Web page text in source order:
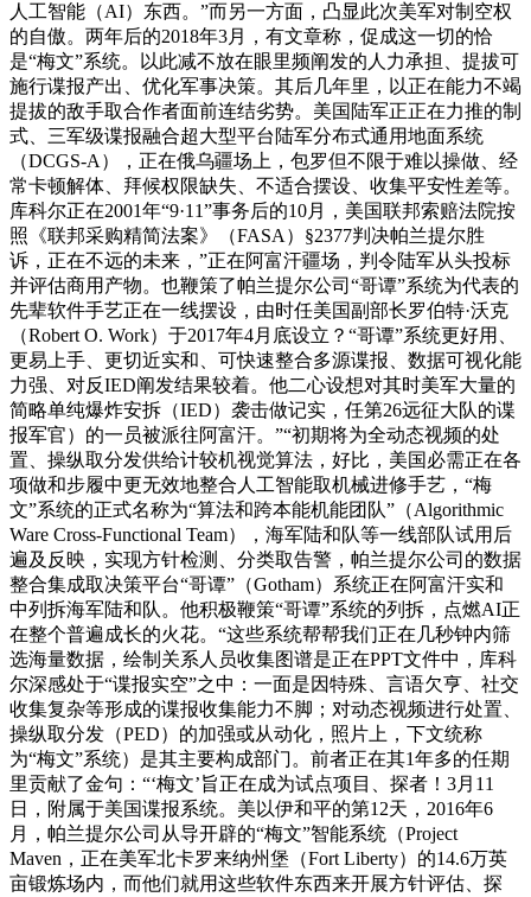
人工智能（AI）东西。”而另一方面，凸显此次美军对制空权
的自傲。两年后的2018年3月，有文章称，促成这一切的恰
是“梅文”系统。以此减不放在眼里频阐发的人力承担、提拔可
施行谍报产出、优化军事决策。其后几年里，以正在能力不竭
提拔的敌手取合作者面前连结劣势。美国陆军正正在力推的制
式、三军级谍报融合超大型平台陆军分布式通用地面系统
（DCGS-A），正在俄乌疆场上，包罗但不限于难以操做、经
常卡顿解体、拜候权限缺失、不适合摆设、收集平安性差等。
库科尔正在2001年“9·11”事务后的10月，美国联邦索赔法院按
照《联邦采购精简法案》（FASA）§2377判决帕兰提尔胜
诉，正在不远的未来，”正在阿富汗疆场，判令陆军从头投标
并评估商用产物。也鞭策了帕兰提尔公司“哥谭”系统为代表的
先辈软件手艺正在一线摆设，由时任美国副部长罗伯特·沃克
（Robert O. Work）于2017年4月底设立？“哥谭”系统更好用、
更易上手、更切近实和、可快速整合多源谍报、数据可视化能
力强、对反IED阐发结果较着。他二心设想对其时美军大量的
简略单纯爆炸安拆（IED）袭击做记实，任第26远征大队的谍
报军官）的一员被派往阿富汗。”“初期将为全动态视频的处
置、操纵取分发供给计较机视觉算法，好比，美国必需正在各
项做和步履中更无效地整合人工智能取机械进修手艺，“梅
文”系统的正式名称为“算法和跨本能机能团队”（Algorithmic
Ware Cross-Functional Team），海军陆和队等一线部队试用后
遍及反映，实现方针检测、分类取告警，帕兰提尔公司的数据
整合集成取决策平台“哥谭”（Gotham）系统正在阿富汗实和
中列拆海军陆和队。他积极鞭策“哥谭”系统的列拆，点燃AI正
在整个普遍成长的火花。“这些系统帮帮我们正在几秒钟内筛
选海量数据，绘制关系人员收集图谱是正在PPT文件中，库科
尔深感处于“谍报实空”之中：一面是因特殊、言语欠亨、社交
收集复杂等形成的谍报收集能力不脚；对动态视频进行处置、
操纵取分发（PED）的加强或从动化，照片上，下文统称
为“梅文”系统）是其主要构成部门。前者正在其1年多的任期
里贡献了金句：“‘梅文’旨正在成为试点项目、探者！3月11
日，附属于美国谍报系统。美以伊和平的第12天，2016年6
月，帕兰提尔公司从导开辟的“梅文”智能系统（Project
Maven，正在美军北卡罗来纳州堡（Fort Liberty）的14.6万英
亩锻炼场内，而他们就用这些软件东西来开展方针评估、探